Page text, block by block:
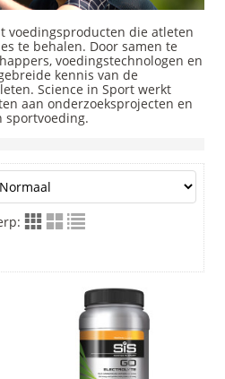
voedingsproducten die atleten
te behalen. Door samen te
voedingstechnologen en
kennis van de
Science in Sport werkt
aan onderzoeksprojecten en
sportvoeding.